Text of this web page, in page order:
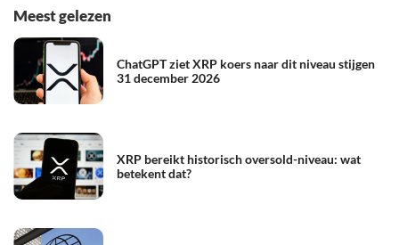
Meest gelezen
ChatGPT ziet XRP koers naar dit niveau stijgen
31 december 2026
XRP bereikt historisch oversold-niveau: wat
betekent dat?